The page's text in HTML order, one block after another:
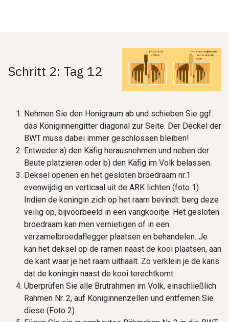
Schritt 2: Tag 12
Nehmen Sie den Honigraum ab und schieben Sie ggf.
das Königinnengitter diagonal zur Seite. Der Deckel der
BWT muss dabei immer geschlossen bleiben!
Entweder a) den Käfig herausnehmen und neben der
Beute platzieren oder b) den Käfig im Volk belassen.
Deksel openen en het gesloten broedraam nr.1
evenwijdig en verticaal uit de ARK lichten (foto 1).
Indien de koningin zich op het raam bevindt: berg deze
veilig op, bijvoorbeeld in een vangkooitje. Het gesloten
broedraam kan men vernietigen of in een
verzamelbroedaflegger plaatsen en behandelen. Je
kan het deksel op de ramen naast de kooi plaatsen, aan
de kant waar je het raam uithaalt. Zo verklein je de kans
dat de koningin naast de kooi terechtkomt.
Überprüfen Sie alle Brutrahmen im Volk, einschließlich
Rahmen Nr. 2, auf Königinnenzellen und entfernen Sie
diese (Foto 2).